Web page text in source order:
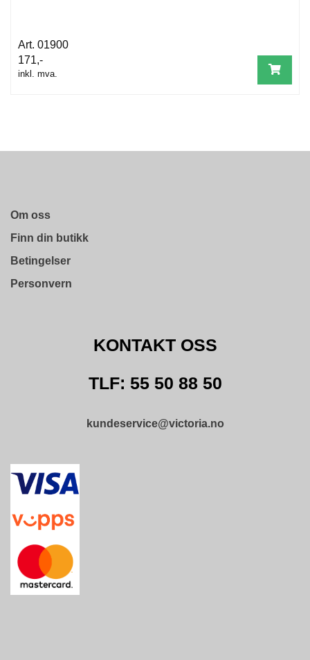
01900
171,-
inkl. mva.
Om oss
Finn din butikk
Betingelser
Personvern
KONTAKT OSS
TLF: 55 50 88 50
kundeservice@victoria.no